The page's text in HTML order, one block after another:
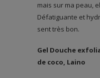
mais sur ma peau,
Défatiguante et
sent très bon.
Gel Douche
de coco, Laino